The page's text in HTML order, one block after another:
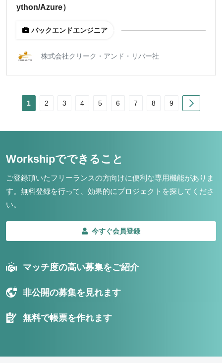
ython/Azure）
バックエンドエンジニア
株式会社クリーク・アンド・リバー社
1 2 3 4 5 6 7 8 9
Workshipでできること
ご登録頂いたフリーランスの方向けに便利な専用機能がありま
す。 無料登録を行って、効果的にプロジェクトを探してくださ
い。
今すぐ会員登録
マッチ度の高い募集をご紹介
非公開の募集を見れます
無料で帳票を作れます